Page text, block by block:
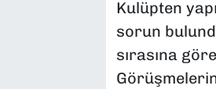
Kulüpten
sorun
sırasına